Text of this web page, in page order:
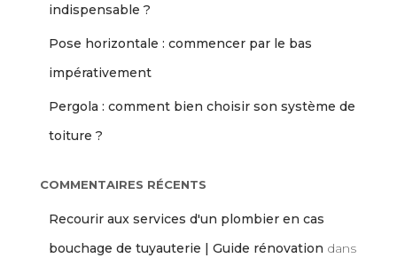
indispensable ?
Pose horizontale : commencer par le bas
impérativement
Pergola : comment bien choisir son système de
toiture ?
COMMENTAIRES RÉCENTS
Recourir aux services d'un plombier en cas
bouchage de tuyauterie | Guide rénovation dans